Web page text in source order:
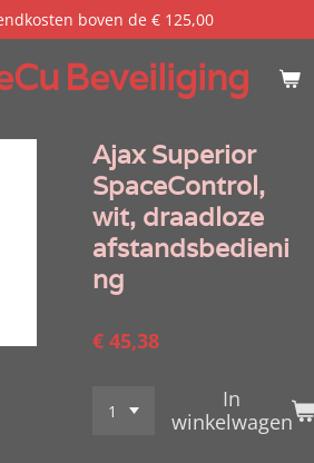
Beveiliging
boven de € 125,00
Ajax Superior
SpaceControl,
wit, draadloze
afstandsbedieni
ng
€ 45,38
In
winkelwagen